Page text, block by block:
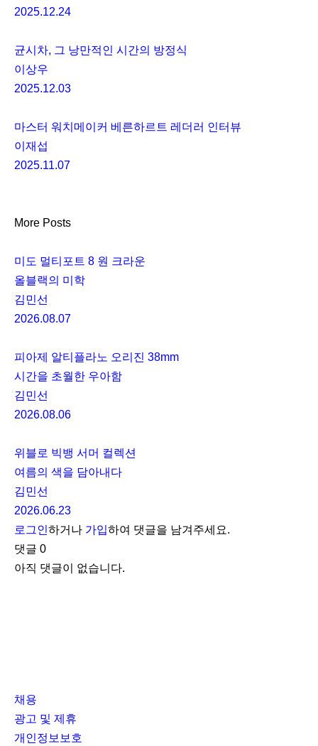
2025.12.24
균시차, 그 낭만적인 시간의 방정식
이상우
2025.12.03
마스터 워치메이커 베른하르트 레더러 인터뷰
이재섭
2025.11.07
More Posts
미도 멀티포트 8 원 크라운
올블랙의 미학
김민선
2026.08.07
피아제 알티플라노 오리진 38mm
시간을 초월한 우아함
김민선
2026.08.06
위블로 빅뱅 서머 컬렉션
여름의 색을 담아내다
김민선
2026.06.23
로그인하거나 가입하여 댓글을 남겨주세요.
댓글 0
아직 댓글이 없습니다.
채용
광고 및 제휴
개인정보보호